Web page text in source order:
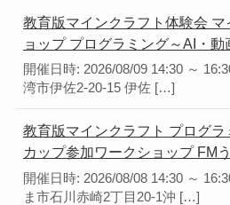
教育版マインクラフト体験会
ョップ プログラミング～AI・動
開催日時: 2026/08/09 14:30 ～
湾市伊佐2-20-15 伊佐 […]
教育版マインクラフト プログ
カップ参加ワークショップ FM
開催日時: 2026/08/08 14:30 ～
ま市石川赤崎2丁目20-1沖 […]